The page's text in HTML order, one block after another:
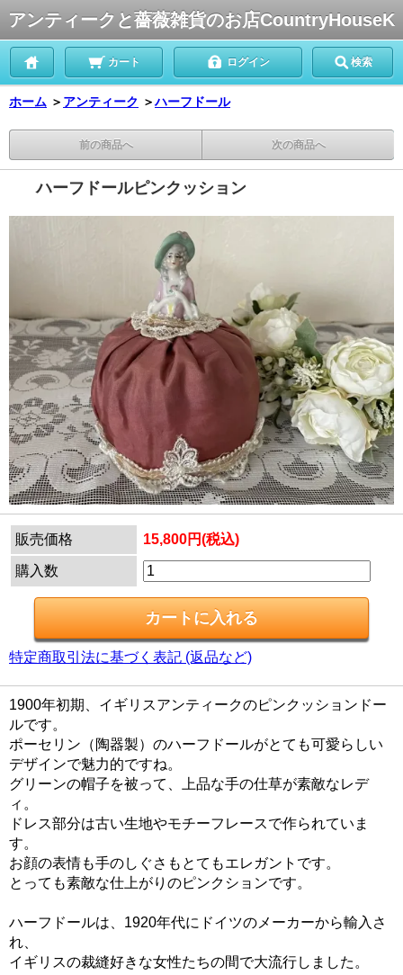
アンティークと薔薇雑貨のお店CountryHouseK
カート ログイン 検索
ホーム ＞ アンティーク ＞ハーフドール
前の商品へ 次の商品へ
ハーフドールピンクッション
販売価格 15,800円(税込)
購入数
特定商取引法に基づく表記 (返品など)
1900年初期、イギリスアンティークのピンクッションドー
ルです。
ポーセリン（陶器製）のハーフドールがとても可愛らしい
デザインで魅力的ですね。
グリーンの帽子を被って、上品な手の仕草が素敵なレデ
ィ。
ドレス部分は古い生地やモチーフレースで作られていま
す。
お顔の表情も手のしぐさもとてもエレガントです。
とっても素敵な仕上がりのピンクションです。
ハーフドールは、1920年代にドイツのメーカーから輸入さ
れ、
イギリスの裁縫好きな女性たちの間で大流行しました。